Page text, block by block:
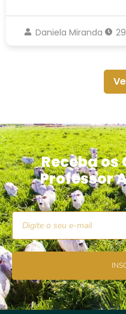
Daniela Miranda
Receba os
Professor